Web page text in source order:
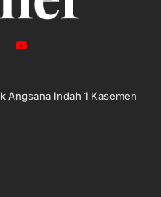
YouTube
Angsana Indah 1 Kasemen